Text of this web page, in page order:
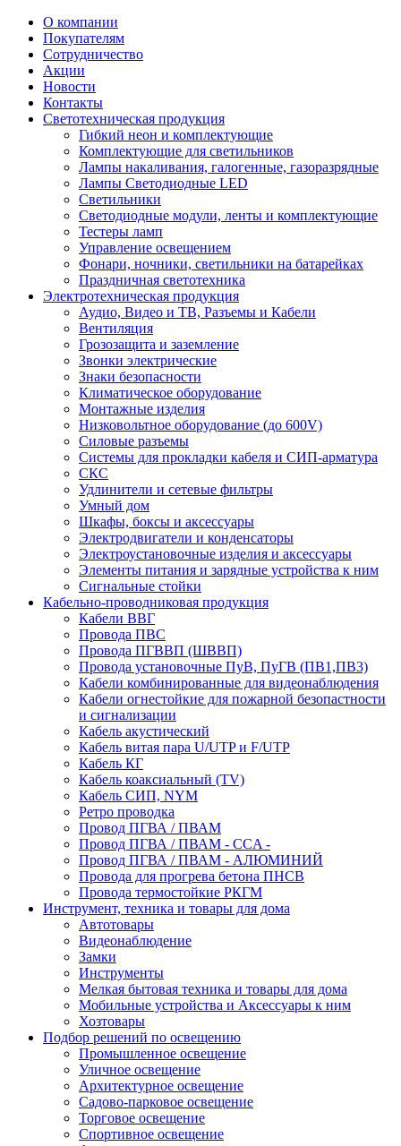
О компании
Покупателям
Сотрудничество
Акции
Новости
Контакты
Светотехническая продукция
Гибкий неон и комплектующие
Комплектующие для светильников
Лампы накаливания, галогенные, газоразрядные
Лампы Светодиодные LED
Светильники
Светодиодные модули, ленты и комплектующие
Тестеры ламп
Управление освещением
Фонари, ночники, светильники на батарейках
Праздничная светотехника
Электротехническая продукция
Аудио, Видео и ТВ, Разъемы и Кабели
Вентиляция
Грозозащита и заземление
Звонки электрические
Знаки безопасности
Климатическое оборудование
Монтажные изделия
Низковольтное оборудование (до 600V)
Силовые разъемы
Системы для прокладки кабеля и СИП-арматура
СКС
Удлинители и сетевые фильтры
Умный дом
Шкафы, боксы и аксессуары
Электродвигатели и конденсаторы
Электроустановочные изделия и аксессуары
Элементы питания и зарядные устройства к ним
Сигнальные стойки
Кабельно-проводниковая продукция
Кабели ВВГ
Провода ПВС
Провода ПГВВП (ШВВП)
Провода установочные ПуВ, ПуГВ (ПВ1,ПВ3)
Кабели комбинированные для видеонаблюдения
Кабели огнестойкие для пожарной безопастности
и сигнализации
Кабель акустический
Кабель витая пара U/UTP и F/UTP
Кабель КГ
Кабель коаксиальный (TV)
Кабель СИП, NYM
Ретро проводка
Провод ПГВА / ПВАМ
Провод ПГВА / ПВАМ - CCA -
Провод ПГВА / ПВАМ - АЛЮМИНИЙ
Провода для прогрева бетона ПНСВ
Провода термостойкие РКГМ
Инструмент, техника и товары для дома
Автотовары
Видеонаблюдение
Замки
Инструменты
Мелкая бытовая техника и товары для дома
Мобильные устройства и Аксессуары к ним
Хозтовары
Подбор решений по освещению
Промышленное освещение
Уличное освещение
Архитектурное освещение
Садово-парковое освещение
Торговое освещение
Спортивное освещение